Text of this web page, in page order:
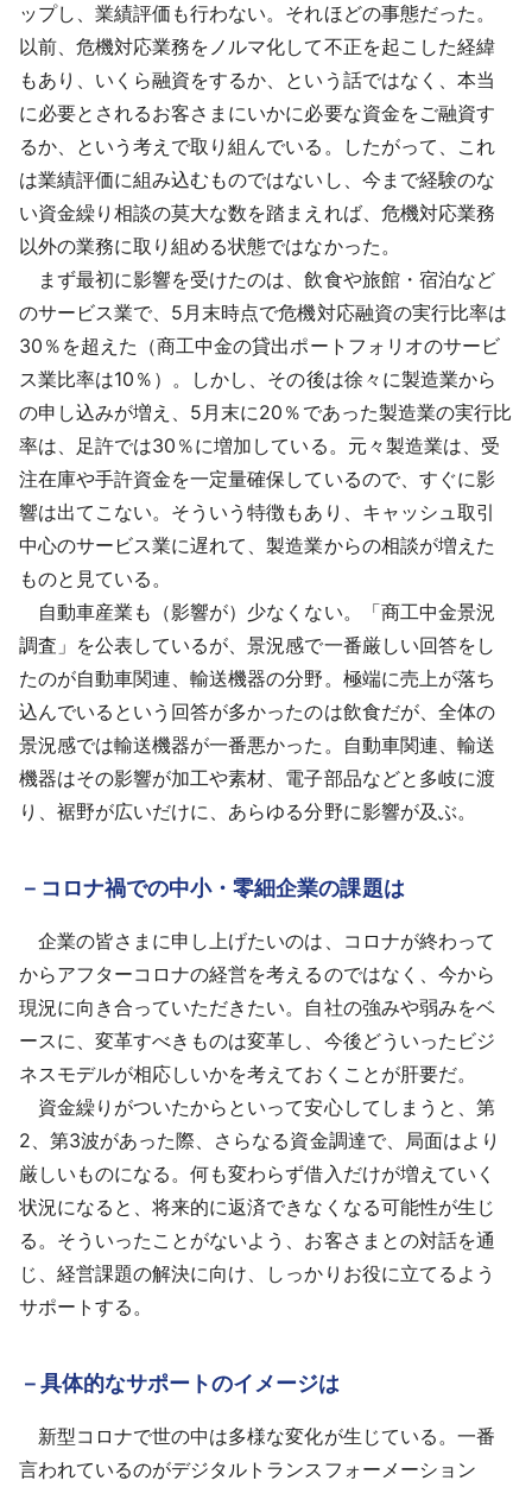
ップし、業績評価も行わない。それほどの事態だった。
以前、危機対応業務をノルマ化して不正を起こした経緯
もあり、いくら融資をするか、という話ではなく、本当
に必要とされるお客さまにいかに必要な資金をご融資す
るか、という考えで取り組んでいる。したがって、これ
は業績評価に組み込むものではないし、今まで経験のな
い資金繰り相談の莫大な数を踏まえれば、危機対応業務
以外の業務に取り組める状態ではなかった。
まず最初に影響を受けたのは、飲食や旅館・宿泊など
のサービス業で、5月末時点で危機対応融資の実行比率は
30％を超えた（商工中金の貸出ポートフォリオのサービ
ス業比率は10％）。しかし、その後は徐々に製造業から
の申し込みが増え、5月末に20％であった製造業の実行比
率は、足許では30％に増加している。元々製造業は、受
注在庫や手許資金を一定量確保しているので、すぐに影
響は出てこない。そういう特徴もあり、キャッシュ取引
中心のサービス業に遅れて、製造業からの相談が増えた
ものと見ている。
自動車産業も（影響が）少なくない。「商工中金景況
調査」を公表しているが、景況感で一番厳しい回答をし
たのが自動車関連、輸送機器の分野。極端に売上が落ち
込んでいるという回答が多かったのは飲食だが、全体の
景況感では輸送機器が一番悪かった。自動車関連、輸送
機器はその影響が加工や素材、電子部品などと多岐に渡
り、裾野が広いだけに、あらゆる分野に影響が及ぶ。
－コロナ禍での中小・零細企業の課題は
企業の皆さまに申し上げたいのは、コロナが終わって
からアフターコロナの経営を考えるのではなく、今から
現況に向き合っていただきたい。自社の強みや弱みをベ
ースに、変革すべきものは変革し、今後どういったビジ
ネスモデルが相応しいかを考えておくことが肝要だ。
資金繰りがついたからといって安心してしまうと、第
2、第3波があった際、さらなる資金調達で、局面はより
厳しいものになる。何も変わらず借入だけが増えていく
状況になると、将来的に返済できなくなる可能性が生じ
る。そういったことがないよう、お客さまとの対話を通
じ、経営課題の解決に向け、しっかりお役に立てるよう
サポートする。
－具体的なサポートのイメージは
新型コロナで世の中は多様な変化が生じている。一番
言われているのがデジタルトランスフォーメーション